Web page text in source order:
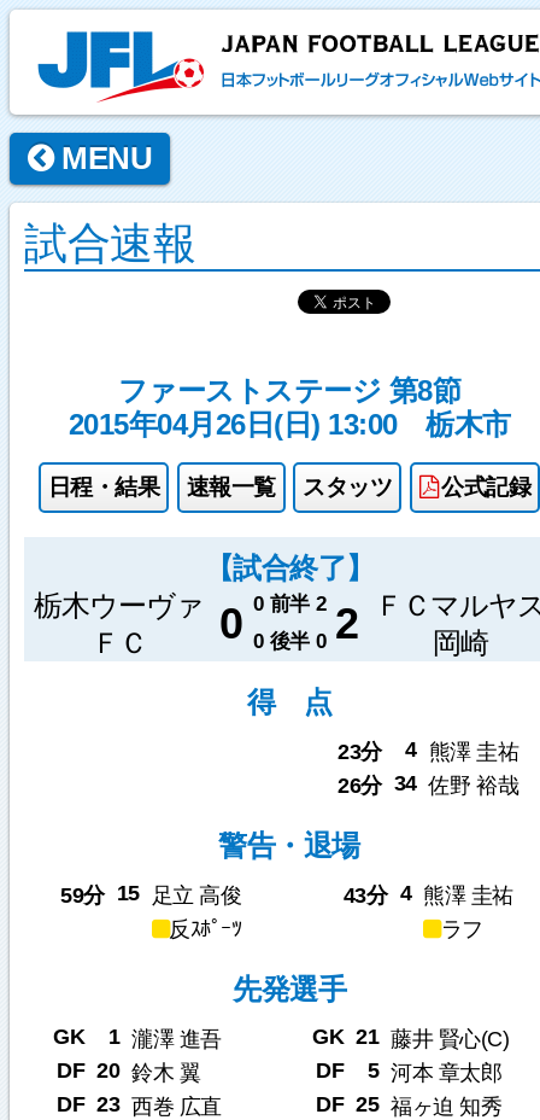
MENU
試合速報
ファーストステージ 第8節
2015年04月26日(日) 13:00
栃木市
日程・結果 速報一覧 スタッツ 公式記録
【試合終了】
栃木ウーヴァ
ＦＣ
0 0 前半 2 2
ＦＣマルヤ
岡崎
0 後半 0
得 点
23分 4 熊澤 圭祐
26分 34 佐野 裕哉
警告・退場
59分 15
足立 高俊
反ｽﾎﾟｰﾂ
43分 4 熊澤 圭祐
ラフ
先発選手
GK 1 瀧澤 進吾
DF 20 鈴木 翼
DF 23 西巻 広直
GK 21 藤井 賢心(C)
DF
5 河本 章太郎
DF 25 福ヶ迫 知秀